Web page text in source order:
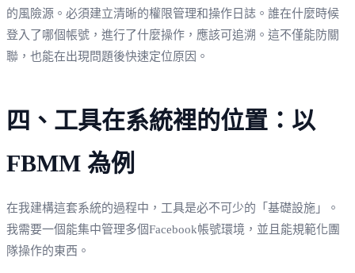
的風險源。必須建立清晰的權限管理和操作日誌。誰在什麼時候
登入了哪個帳號，進行了什麼操作，應該可追溯。這不僅能防關
聯，也能在出現問題後快速定位原因。
四、工具在系統裡的位置：以
FBMM 為例
在我建構這套系統的過程中，工具是必不可少的「基礎設施」。
我需要一個能集中管理多個Facebook帳號環境，並且能規範化團
隊操作的東西。